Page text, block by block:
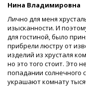
Нина Владимировна
Лично для меня
изысканности. И
для гостиной, было
прибрели люстру от
изделий из хрусталя
но это того стоит. Это
попадании солнечного
украшают комнату